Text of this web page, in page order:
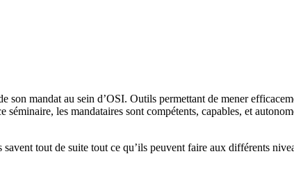
mandat au sein d’OSI. Outils permettant de mener
les mandataires sont compétents, capables, et
tout de suite tout ce qu’ils peuvent faire aux différents